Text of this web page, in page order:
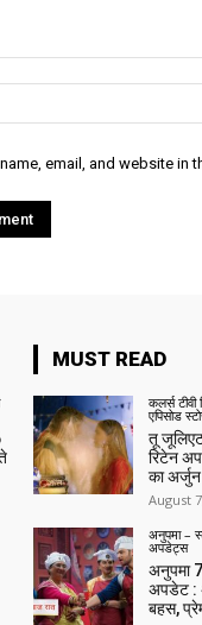
email, and website in
MUST READ
कलर्स
एपिसोड
तू
रिटेन
का
August
अनुपमा –
अपडेट्स
अनुपमा
अपडेट :
बहस,